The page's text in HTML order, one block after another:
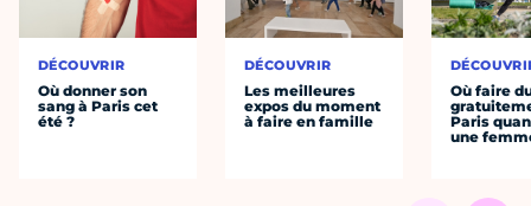
DÉCOUVRIR
Où donner son
sang à Paris cet
été ?
DÉCOUVRIR
Les meilleures
expos du moment
à faire en famille
Où faire
Paris
une